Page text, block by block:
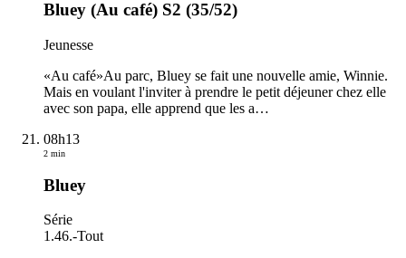
Bluey (Au café) S2 (35/52)
Jeunesse
«Au café»Au parc, Bluey se fait une nouvelle amie, Winnie.
Mais en voulant l'inviter à prendre le petit déjeuner chez elle
avec son papa, elle apprend que les a…
08h13
2 min
Bluey
Série
1.46.-Tout